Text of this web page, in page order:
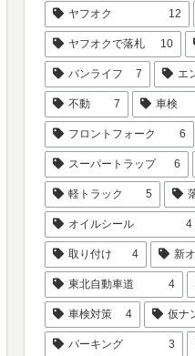
ヤフオク 12
ヤフオクで落札 10
バンライフ 7 エ
不動 7 車検
フロントフォーク 6
スーパートラップ 6
軽トラック 5
オイルシール 4
取り付け 4 新
東北自動車道 4
車検対策 4 仮ナ
パーキング 3